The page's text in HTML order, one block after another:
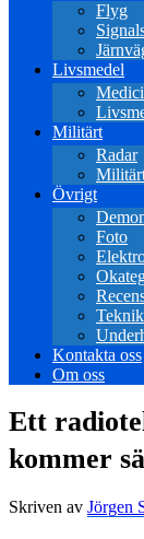
Flyg
Livsmedel
Militärt
Radar
Övrigt
Foto
Kontakta oss
Om oss
Ett
kommer
Skriven av Jörgen